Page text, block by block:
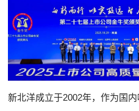
新北洋成立于2002年，作为国